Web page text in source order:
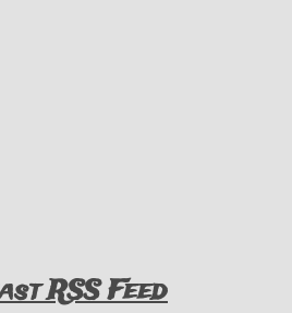
RSS Feed